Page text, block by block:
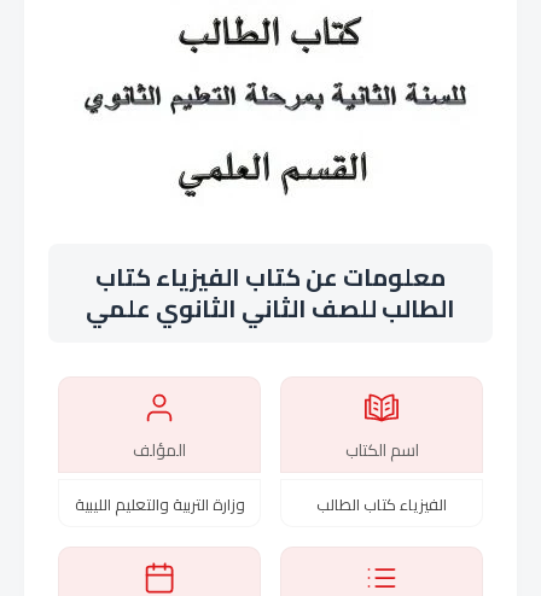
معلومات عن كتاب الفيزياء كتاب
الطالب للصف الثاني الثانوي علمي
اسم الكتاب
الفيزياء كتاب الطالب
المؤلف
وزارة التربية والتعليم الليبية